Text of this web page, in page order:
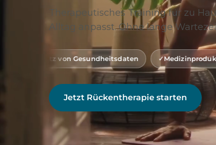
Therapeutisches Training für zu
Alltag anpasst. Ohne lange
Gesundheitsdaten Medizinprodukt Klasse 1 (gemäß
Jetzt Rückentherapie starten